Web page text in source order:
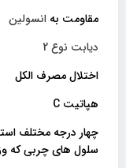
مقاومت به انسولین
دیابت نوع 2
اختلال مصرف الکل
هپاتیت C
چهار درجه مختلف
سلول های چربی که